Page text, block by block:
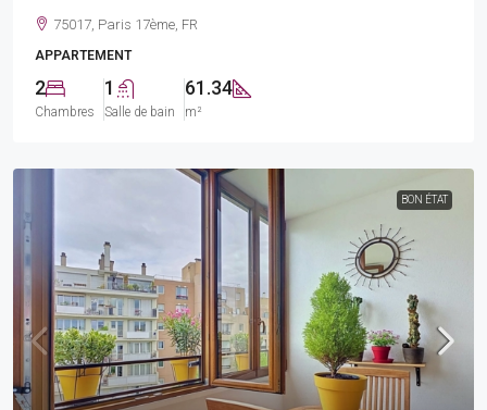
75017, Paris 17ème, FR
APPARTEMENT
2
Chambres
1
Salle de bain
61.34
m²
BON ÉTAT